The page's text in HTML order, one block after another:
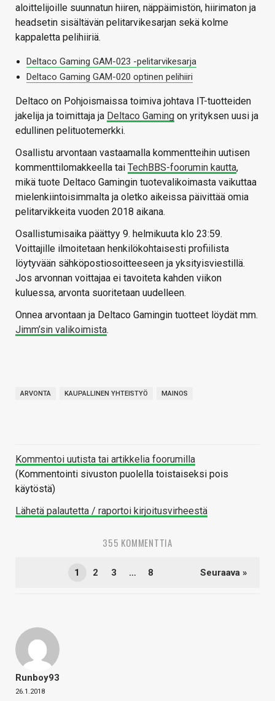
aloittelijoille suunnatun hiiren, näppäimistön, hiirimaton ja
headsetin sisältävän pelitarvikesarjan sekä kolme
kappaletta pelihiiriä.
Deltaco Gaming GAM-023 -pelitarvikesarja
Deltaco Gaming GAM-020 optinen pelihiiri
Deltaco on Pohjoismaissa toimiva johtava IT-tuotteiden
jakelija ja toimittaja ja Deltaco Gaming on yrityksen uusi ja
edullinen pelituotemerkki.
Osallistu arvontaan vastaamalla kommentteihin uutisen
kommenttilomakkeella tai TechBBS-foorumin kautta,
mikä tuote Deltaco Gamingin tuotevalikoimasta vaikuttaa
mielenkiintoisimmalta ja oletko aikeissa päivittää omia
pelitarvikkeita vuoden 2018 aikana.
Osallistumisaika päättyy 9. helmikuuta klo 23:59.
Voittajille ilmoitetaan henkilökohtaisesti profiilista
löytyvään sähköpostiosoitteeseen ja yksityisviestillä.
Jos arvonnan voittajaa ei tavoiteta kahden viikon
kuluessa, arvonta suoritetaan uudelleen.
Onnea arvontaan ja Deltaco Gamingin tuotteet löydät mm.
Jimm’sin valikoimista.
ARVONTA KAUPALLINEN YHTEISTYÖ MAINOS
Kommentoi uutista tai artikkelia foorumilla
(Kommentointi sivuston puolella toistaiseksi pois
käytöstä)
Lähetä palautetta / raportoi kirjoitusvirheestä
355 KOMMENTTIA
1 2 3 … 8 Seuraava »
Runboy93
26.1.2018